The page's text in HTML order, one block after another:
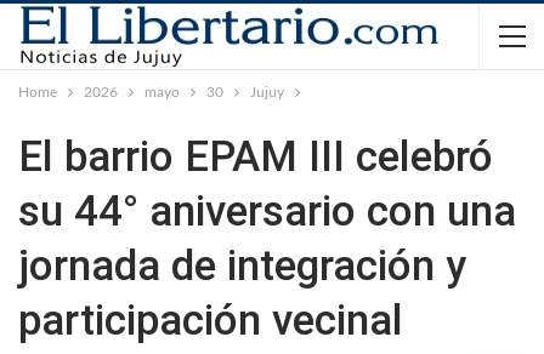
Home 2026 mayo 30 Jujuy
El barrio EPAM III celebró
su 44° aniversario con una
jornada de integración y
participación vecinal